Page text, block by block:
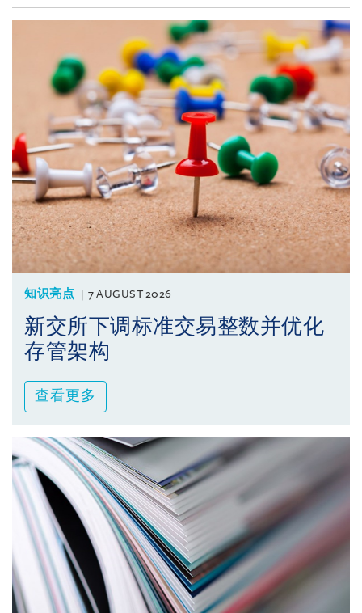
知识亮点 7 AUGUST 2026
新交所下调标准交易整数并优化
存管架构
查看更多